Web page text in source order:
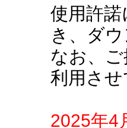
使用許
き、ダ
なお、
利用さ
2025年4